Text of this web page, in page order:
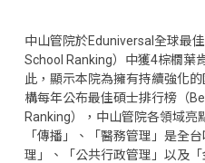
中山管院於Eduniversal全球最
School Ranking）中獲4棕櫚葉
此，顯示本院為擁有持續強化
構每年公布最佳碩士排行榜（
Ranking），中山管院各領域亮
「傳播」、「醫務管理」是全
理」、「公共行政管理」以及